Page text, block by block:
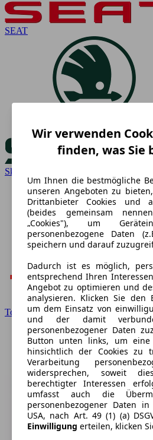
SEAT
Skoda
Toyota
Wir verwenden
finden, was Sie
Um Ihnen die bestmögliche
unseren Angeboten zu
Drittanbieter Cookies und
(beides gemeinsam
„Cookies"), um
personenbezogene Daten
speichern und darauf
Dadurch ist es möglich,
entsprechend Ihren
Angebot zu optimieren und
analysieren. Klicken Sie den
um dem Einsatz von
und der damit
personenbezogener Daten
Button unten links, um eine
hinsichtlich der Cookies zu
Verarbeitung
widersprechen, soweit
berechtigter Interessen
umfasst auch die
personenbezogener Daten
USA, nach Art. 49 (1) (a)
Einwilligung erteilen, klicken